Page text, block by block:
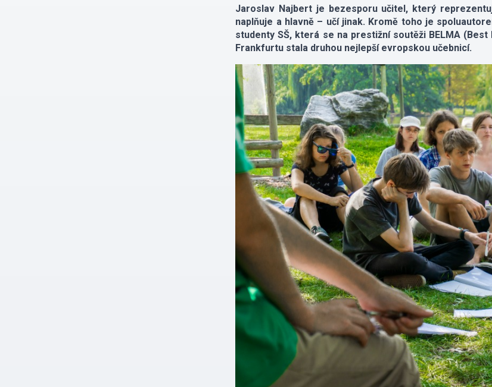
Jaroslav Najbert je bezesporu učitel, který
naplňuje a hlavně – učí jinak. Kromě toho je
studenty SŠ, která se na prestižní soutěži BELMA
Frankfurtu stala druhou nejlepší evropskou učebnicí.